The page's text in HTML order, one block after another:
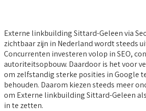
Externe linkbuilding Sittard-Geleen via
zichtbaar zijn in Nederland wordt steeds
Concurrenten investeren volop in SEO,
autoriteitsopbouw. Daardoor is het voor
om zelfstandig sterke posities in Google
behouden. Daarom kiezen steeds meer
om Externe linkbuilding Sittard-Geleen
in te zetten.